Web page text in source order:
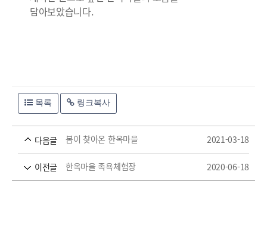
담아보았습니다.
목록 링크복사
다음글 봄이 찾아온 한옥마을 2021-03-18
이전글 한옥마을 족욕체험장 2020-06-18